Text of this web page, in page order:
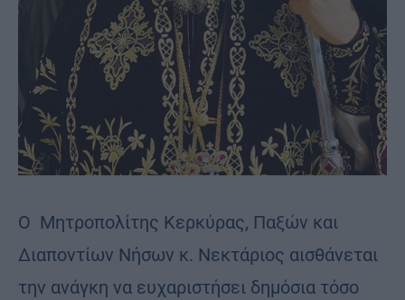
Ο Μητροπολίτης Κερκύρας, Παξών και
Διαποντίων Νήσων κ. Νεκτάριος αισθάνεται
την ανάγκη να ευχαριστήσει δημόσια τόσο